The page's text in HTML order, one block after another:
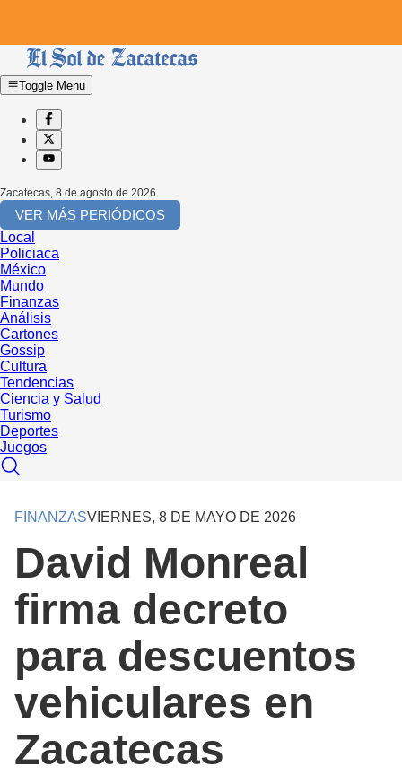
Toggle Menu
Zacatecas, 8 de agosto de 2026
VER MÁS PERIÓDICOS
Local
Policiaca
México
Mundo
Finanzas
Análisis
Cartones
Gossip
Cultura
Tendencias
Ciencia y Salud
Turismo
Deportes
Juegos
FINANZASVIERNES, 8 DE MAYO DE 2026
David Monreal
firma decreto
para descuentos
vehiculares en
Zacatecas